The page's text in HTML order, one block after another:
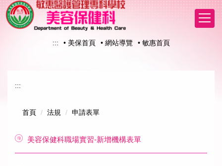
跳
到
主
::: • 美保首頁 • 網站導覽 • 敏惠首頁
:::
首頁 法規 申請表單
美容保健科職場實習-新增機構表單